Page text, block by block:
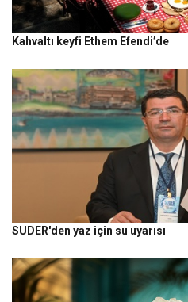
Kahvaltı keyfi Ethem Efendi’de
SUDER'den yaz için su uyarısı